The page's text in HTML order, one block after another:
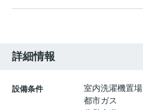
詳細情報
設備条件
室内洗濯機置場
都市ガス